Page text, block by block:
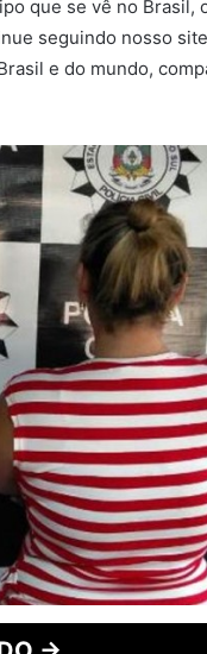
que se vê no Brasil,
seguindo nosso
e do mundo,